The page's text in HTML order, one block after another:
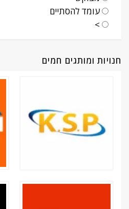
עומד להסתיים
>
חנויות ומותגים חמים